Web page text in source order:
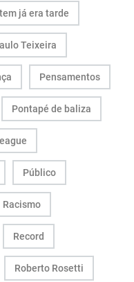
já era tarde
Teixeira
Pensamentos
Pontapé de baliza
Público
Racismo
Record
Roberto Rosetti